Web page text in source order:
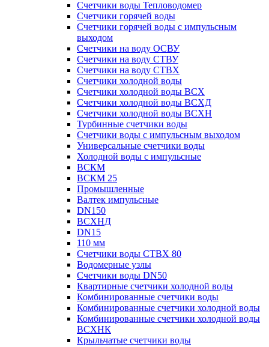
Счетчики воды Тепловодомер
Счетчики горячей воды
Счетчики горячей воды с импульсным
выходом
Счетчики на воду ОСВУ
Счетчики на воду СТВУ
Счетчики на воду СТВХ
Счетчики холодной воды
Счетчики холодной воды ВСХ
Счетчики холодной воды ВСХД
Счетчики холодной воды ВСХН
Турбинные счетчики воды
Счетчики воды с импульсным выходом
Универсальные счетчики воды
Холодной воды с импульсные
ВСКМ
ВСКМ 25
Промышленные
Валтек импульсные
DN150
ВСХНД
DN15
110 мм
Счетчики воды СТВХ 80
Водомерные узлы
Счетчики воды DN50
Квартирные счетчики холодной воды
Комбинированные счетчики воды
Комбинированные счетчики холодной воды
Комбинированные счетчики холодной воды
ВСХНК
Крыльчатые счетчики воды